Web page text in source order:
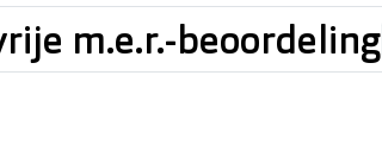
m.e.r.-beoordeling